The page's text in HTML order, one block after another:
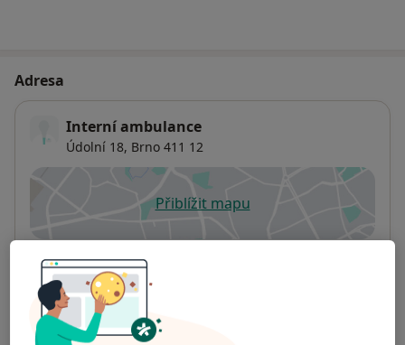
Adresa
Interní ambulance
Údolní 18, Brno 411 12
Přiblížit mapuse otevře v nové záložce
Dostupnost
Na této adrese online kalendář není aktivní
Co mám v takové situaci udělat?
Způsoby platby (soukromé návštěvy)